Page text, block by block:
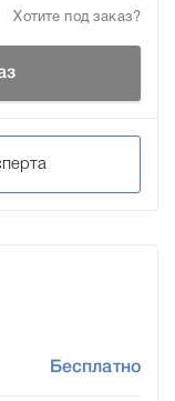
Хотите под заказ?
Бесплатно